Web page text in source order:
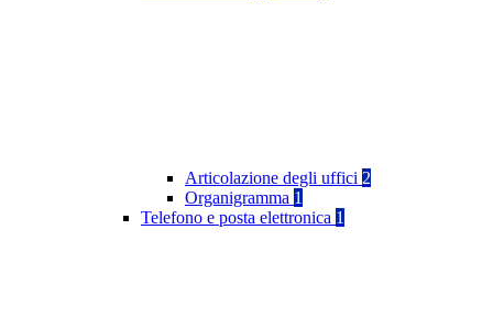
Articolazione degli uffici 2
Organigramma 1
Telefono e posta elettronica 1